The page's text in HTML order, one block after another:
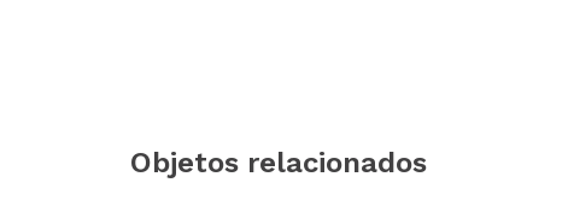
Objetos relacionados